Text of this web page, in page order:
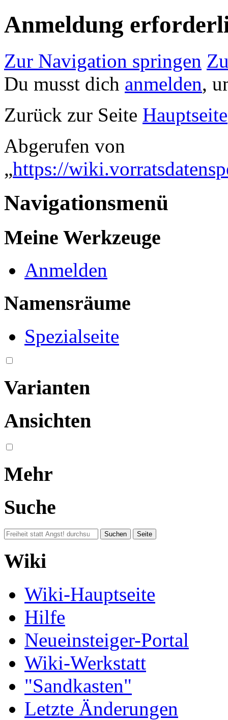
Anmeldung
Zur Navigation springen
Du musst dich anmelden,
Zurück zur Seite Hauptseite
Abgerufen von
„https://
Navigationsmenü
Meine Werkzeuge
Anmelden
Namensräume
Spezialseite
Varianten
Ansichten
Mehr
Suche
Wiki
Wiki-Hauptseite
Hilfe
Neueinsteiger-Portal
Wiki-Werkstatt
"Sandkasten"
Letzte Änderungen